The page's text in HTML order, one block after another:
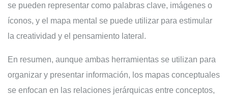
se pueden representar como palabras clave, imágenes o
íconos, y el mapa mental se puede utilizar para estimular
la creatividad y el pensamiento lateral.
En resumen, aunque ambas herramientas se utilizan para
organizar y presentar información, los mapas conceptuales
se enfocan en las relaciones jerárquicas entre conceptos,